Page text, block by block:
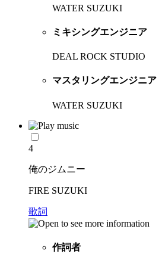
WATER SUZUKI
ミキシングエンジニア
DEAL ROCK STUDIO
マスタリングエンジニア
WATER SUZUKI
4
俺のジムニー
FIRE SUZUKI
歌詞
作詞者